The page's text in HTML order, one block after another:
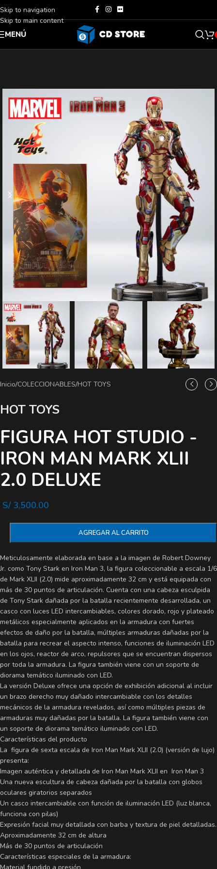
Skip to navigation
Skip to main content
MENÚ
Inicio/COLECCIONABLES/HOT TOYS
HOT TOYS
FIGURA HOT STUDIO -
IRON MAN MARK XLII
2.0 DELUXE
S/3,500.00
AGREGAR AL CARRITO
Meticulosamente elaborada en base a la imagen de Robert Downey
Jr. como Tony Stark en Iron Man 3, la figura coleccionable a escala 1/6
de Mark XLII (2.0) mide aproximadamente 32 cm y está equipada con
más de 30 puntos de articulación. Cuenta con una cabeza esculpida
de Tony Stark dañada por la batalla recientemente desarrollada, un
casco con luces LED intercambiables, colores dorado, rojo y plateado
metálicos especialmente aplicados en la armadura con fuertes
efectos de daño por la batalla, múltiples armaduras dañadas por la
batalla para recrear el aspecto intenso, funciones de iluminación LED
en los ojos, reactor de arco, repulsores que se encuentran dispersos
por toda la armadura. La figura también viene con un soporte de
diorama temático iluminado con LED.
La versión Deluxe ofrece una opción de exhibición adicional al incluir
un brazo derecho muy dañado intercambiable con los detalles
mecánicos de la armadura revelados, así como múltiples piezas de
armaduras muy dañadas por la batalla. La figura también viene con
un soporte de diorama temático iluminado con LED.
Características del producto
La figura de sexta escala de Iron Man Mark XLII (2.0) (versión de lujo)
presenta:
Imagen auténtica y detallada de Iron Man Mark XLII en Iron Man 3
Una nueva escultura de cabeza dañada por la batalla con globos
oculares giratorios separados
Un casco intercambiable con función de iluminación LED (luz blanca,
funciona con pilas)
Expresión facial muy detallada con barba y textura de piel detalladas.
Aproximadamente 32 cm de altura
Más de 30 puntos de articulación
Características especiales de la armadura: